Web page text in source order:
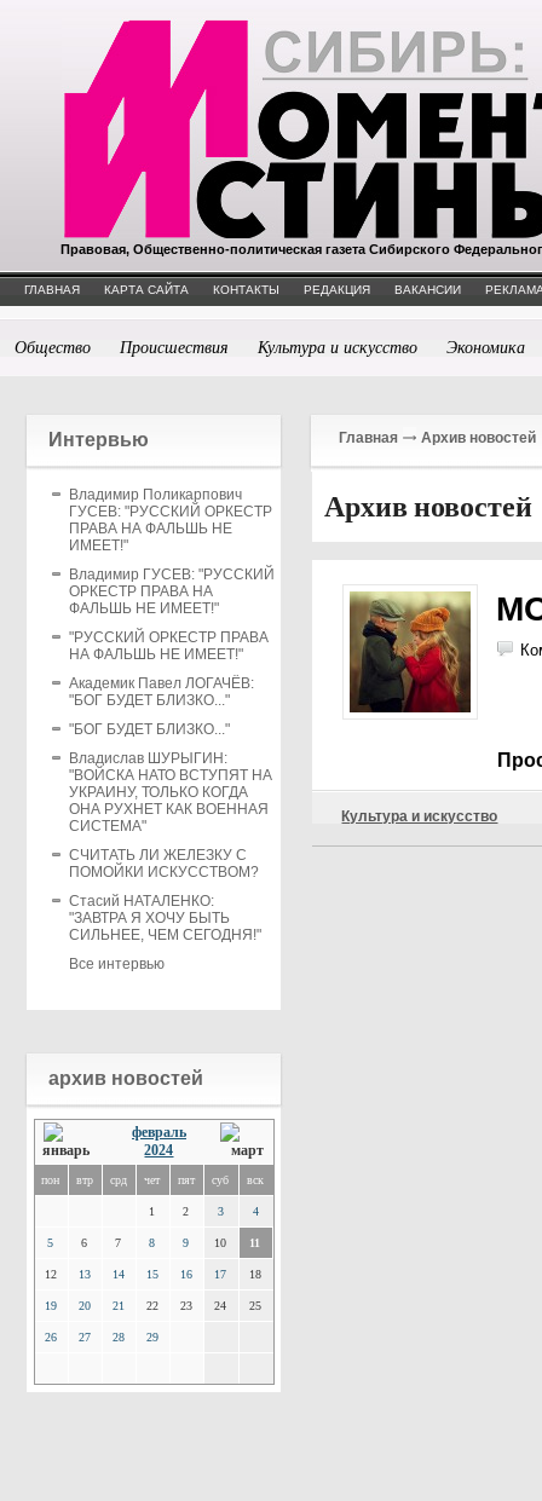
Правовая, Общественно-политическая газета Сибирского
ГЛАВНАЯ КАРТА САЙТА КОНТАКТЫ РЕДАКЦИЯ ВАКАНСИИ
Общество Происшествия Культура и искусство Экономика
Интервью
Владимир Поликарпович
ГУСЕВ: "РУССКИЙ ОРКЕСТР
ПРАВА НА ФАЛЬШЬ НЕ
ИМЕЕТ!"
Владимир ГУСЕВ: "РУССКИЙ
ОРКЕСТР ПРАВА НА
ФАЛЬШЬ НЕ ИМЕЕТ!"
"РУССКИЙ ОРКЕСТР ПРАВА
НА ФАЛЬШЬ НЕ ИМЕЕТ!"
Академик Павел ЛОГАЧЁВ:
"БОГ БУДЕТ БЛИЗКО..."
"БОГ БУДЕТ БЛИЗКО..."
Владислав ШУРЫГИН:
"ВОЙСКА НАТО ВСТУПЯТ НА
УКРАИНУ, ТОЛЬКО КОГДА
ОНА РУХНЕТ КАК ВОЕННАЯ
СИСТЕМА"
СЧИТАТЬ ЛИ ЖЕЛЕЗКУ С
ПОМОЙКИ ИСКУССТВОМ?
Стасий НАТАЛЕНКО:
"ЗАВТРА Я ХОЧУ БЫТЬ
СИЛЬНЕЕ, ЧЕМ СЕГОДНЯ!"
Все интервью
архив новостей
февраль
2024
пон втр срд чет пят суб вск
1 2 3 4
5 6 7 8 9 10 11
12 13 14 15 16 17 18
19 20 21 22 23 24 25
26 27 28 29
Главная Архив новостей
Архив новостей
Культура и искусство